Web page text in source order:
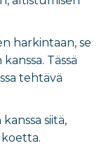
harkintaan, se
Tässä
tehtävä
siitä,